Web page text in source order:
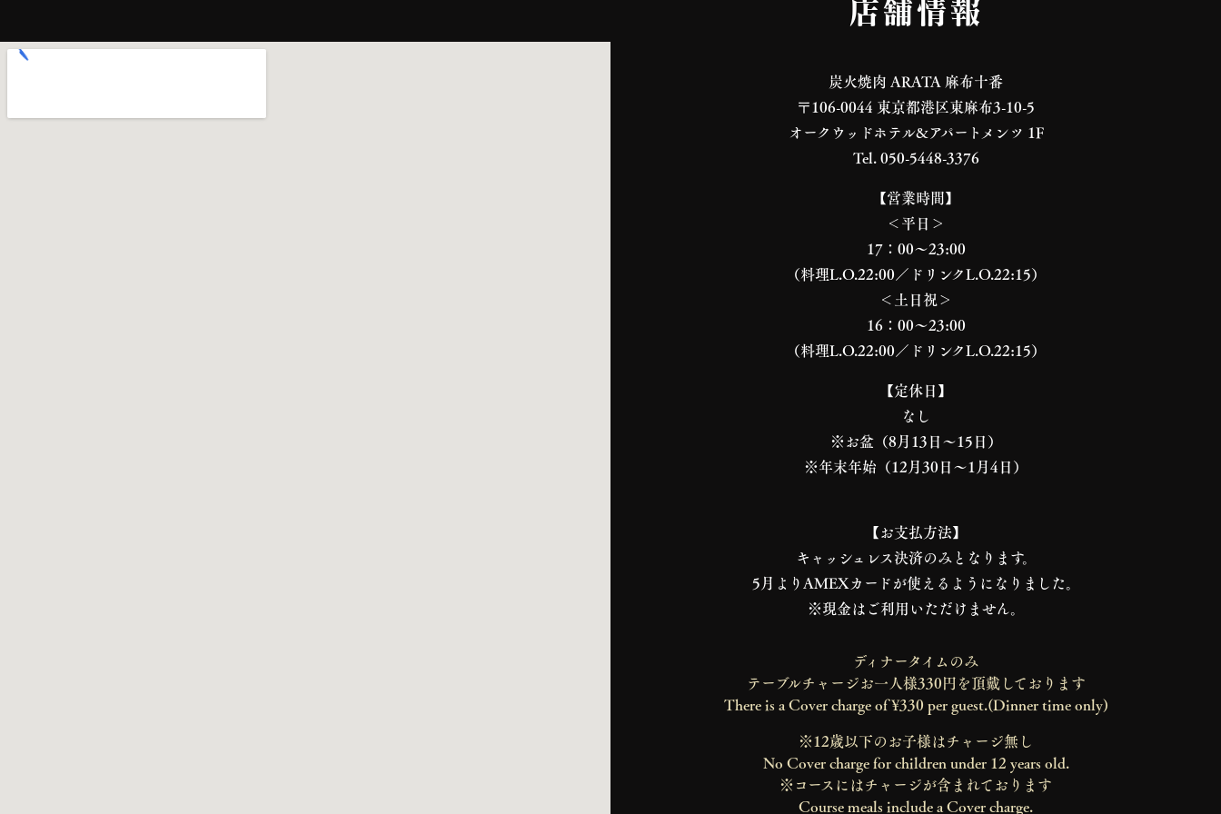
店舗情報
炭火焼肉 ARATA 麻布十番
〒106-0044 東京都港区東麻布3-10-5
オークウッドホテル&アパートメンツ 1F
Tel. 050-5448-3376
【営業時間】
＜平日＞
17：00～23:00
（料理L.O.22:00／ドリンクL.O.22:15）
＜土日祝＞
16：00～23:00
（料理L.O.22:00／ドリンクL.O.22:15）
【定休日】
なし
※お盆（8月13日〜15日）
※年末年始（12月30日〜1月4日）
【お支払方法】
キャッシュレス決済のみとなります。
5月よりAMEXカードが使えるようになりました。
※現金はご利用いただけません。
ディナータイムのみ
テーブルチャージお一人様330円を頂戴しております
There is a Cover charge of ¥330 per guest.(Dinner time only)
※12歳以下のお子様はチャージ無し
No Cover charge for children under 12 years old.
※コースにはチャージが含まれております
Course meals include a Cover charge.